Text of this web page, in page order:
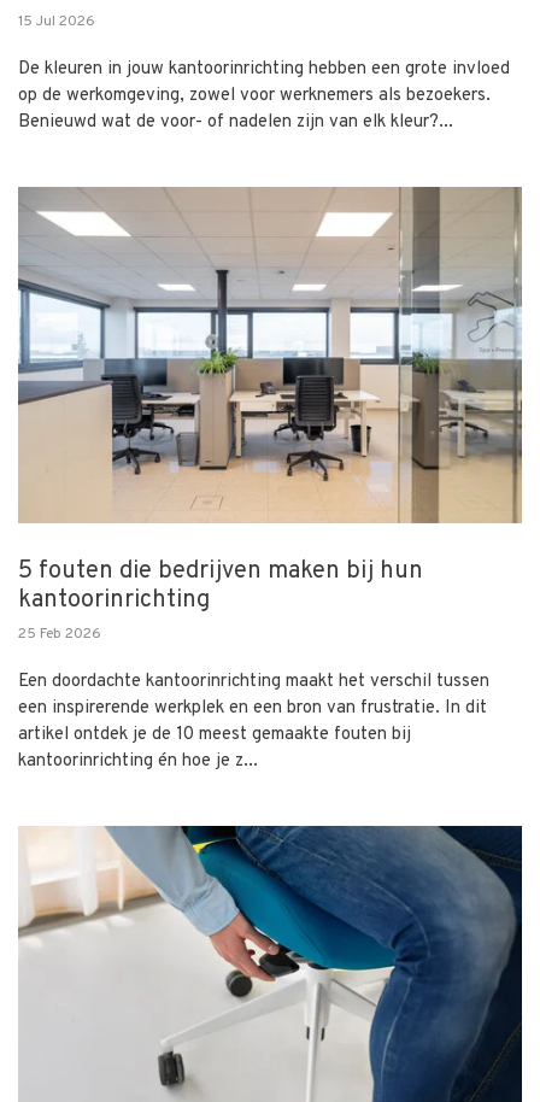
15 Jul 2026
De kleuren in jouw kantoorinrichting hebben een grote invloed
op de werkomgeving, zowel voor werknemers als bezoekers.
Benieuwd wat de voor- of nadelen zijn van elk kleur?...
5 fouten die bedrijven maken bij hun
kantoorinrichting
25 Feb 2026
Een doordachte kantoorinrichting maakt het verschil tussen
een inspirerende werkplek en een bron van frustratie. In dit
artikel ontdek je de 10 meest gemaakte fouten bij
kantoorinrichting én hoe je z...